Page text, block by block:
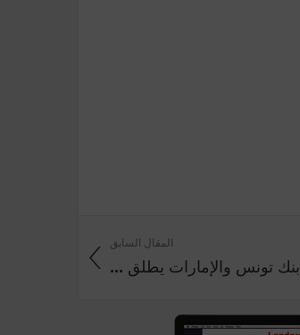
المقال السابق
بنك تونس والإمارات يطلق ...